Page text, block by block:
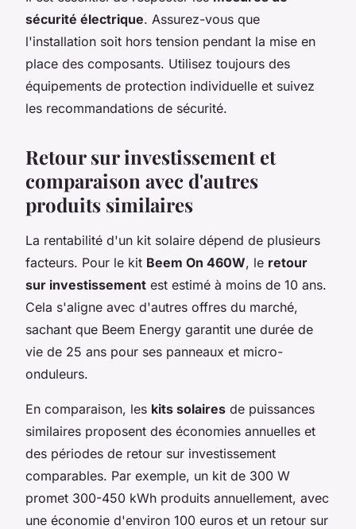
sécurité électrique. Assurez-vous que
l'installation soit hors tension pendant la mise en
place des composants. Utilisez toujours des
équipements de protection individuelle et suivez
les recommandations de sécurité.
Retour sur investissement et
comparaison avec d'autres
produits similaires
La rentabilité d'un kit solaire dépend de plusieurs
facteurs. Pour le kit Beem On 460W, le retour
sur investissement est estimé à moins de 10 ans.
Cela s'aligne avec d'autres offres du marché,
sachant que Beem Energy garantit une durée de
vie de 25 ans pour ses panneaux et micro-
onduleurs.
En comparaison, les kits solaires de puissances
similaires proposent des économies annuelles et
des périodes de retour sur investissement
comparables. Par exemple, un kit de 300 W
promet 300-450 kWh produits annuellement, avec
une économie d'environ 100 euros et un retour sur